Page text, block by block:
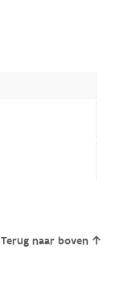
Terug naar boven